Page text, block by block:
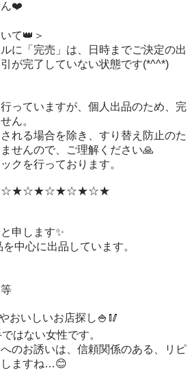
ん❤️
て👑＞
に「完売」は、日時までご決定の出
が完了していない状態です(*^^*)
っていますが、個人出品のため、完
ん。
れる場合を除き、すり替え防止のた
せんので、ご理解ください🙏
クを行っております。
申します✨
中心に出品しています。
おいしいお店探し🍚🥢
はない女性です。
のお誘いは、信頼関係のある、リピ
しますね…😊